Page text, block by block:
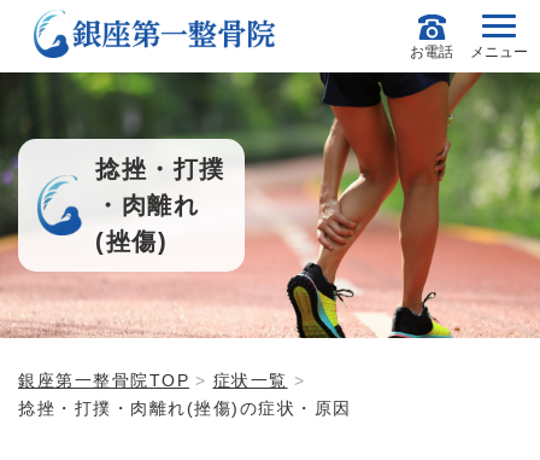
お電話 メニュー
捻挫・打撲
・肉離れ
(挫傷)
銀座第一整骨院TOP
症状一覧
捻挫・打撲・肉離れ(挫傷)の症状・原因